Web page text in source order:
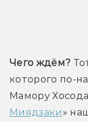
Чего ждём?
которого по-
Мамору
Миядзаки »